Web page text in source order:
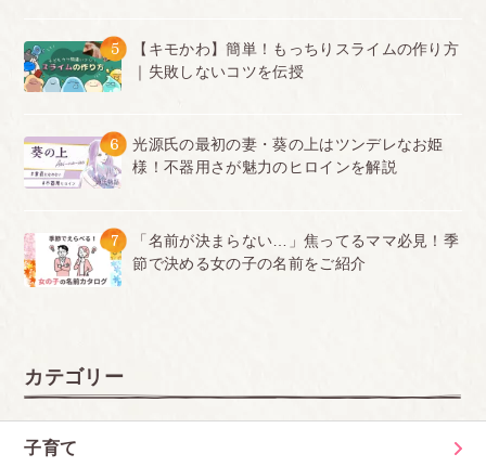
5
【キモかわ】簡単！もっちりスライムの作り方
｜失敗しないコツを伝授
6
光源氏の最初の妻・葵の上はツンデレなお姫
様！不器用さが魅力のヒロインを解説
7
「名前が決まらない…」焦ってるママ必見！季
節で決める女の子の名前をご紹介
カテゴリー
子育て